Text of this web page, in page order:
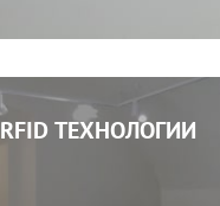
RFID ТЕХНОЛОГИИ